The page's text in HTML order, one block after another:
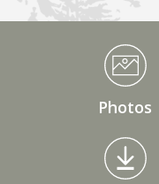
Médiathèque Footer
Photos